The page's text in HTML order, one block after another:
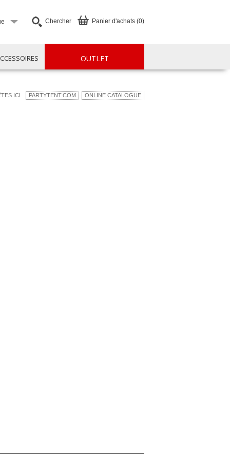
Panier d'achats (0)
Chercher
OUTLET
ICI PARTYTENT.COM ONLINE CATALOGUE